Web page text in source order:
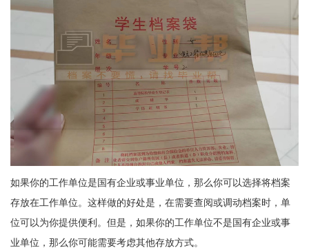
如果你的工作单位是国有企业或事业单位，那么你可以选择将档案
存放在工作单位。这样做的好处是，在需要查阅或调动档案时，单
位可以为你提供便利。但是，如果你的工作单位不是国有企业或事
业单位，那么你可能需要考虑其他存放方式。